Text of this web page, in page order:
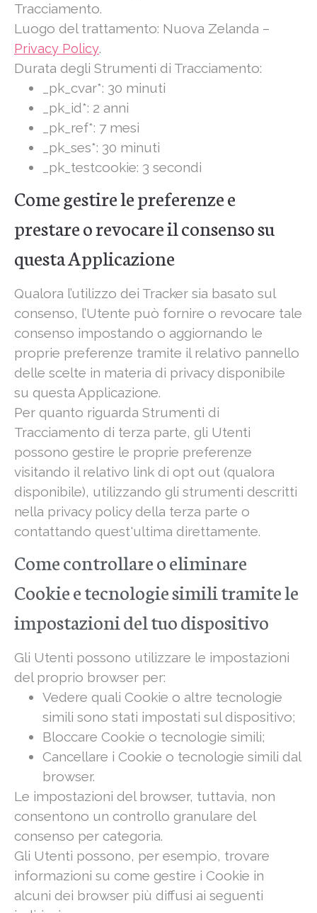
Tracciamento.
Luogo del trattamento: Nuova Zelanda –
Privacy Policy.
Durata degli Strumenti di Tracciamento:
_pk_cvar*: 30 minuti
_pk_id*: 2 anni
_pk_ref*: 7 mesi
_pk_ses*: 30 minuti
_pk_testcookie: 3 secondi
Come gestire le preferenze e
prestare o revocare il consenso su
questa Applicazione
Qualora l’utilizzo dei Tracker sia basato sul
consenso, l’Utente può fornire o revocare tale
consenso impostando o aggiornando le
proprie preferenze tramite il relativo pannello
delle scelte in materia di privacy disponibile
su questa Applicazione.
Per quanto riguarda Strumenti di
Tracciamento di terza parte, gli Utenti
possono gestire le proprie preferenze
visitando il relativo link di opt out (qualora
disponibile), utilizzando gli strumenti descritti
nella privacy policy della terza parte o
contattando quest'ultima direttamente.
Come controllare o eliminare
Cookie e tecnologie simili tramite le
impostazioni del tuo dispositivo
Gli Utenti possono utilizzare le impostazioni
del proprio browser per:
Vedere quali Cookie o altre tecnologie
simili sono stati impostati sul dispositivo;
Bloccare Cookie o tecnologie simili;
Cancellare i Cookie o tecnologie simili dal
browser.
Le impostazioni del browser, tuttavia, non
consentono un controllo granulare del
consenso per categoria.
Gli Utenti possono, per esempio, trovare
informazioni su come gestire i Cookie in
alcuni dei browser più diffusi ai seguenti